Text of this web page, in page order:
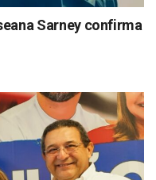
Sarney confirma